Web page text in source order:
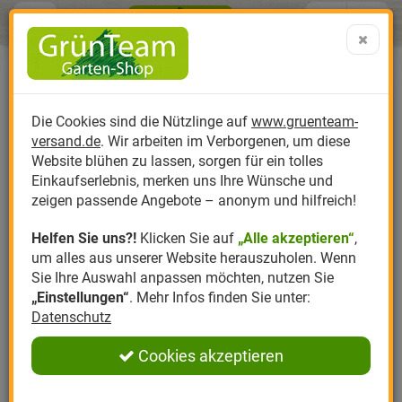
Produktkatalog
Anzucht
Dünger
Erde
Kompost
Pflanzenstärkung
Nützlinge Nützlinge gegen
Nützlingsarten
Nützlingsförderung
Nützlingszubehör
Hersteller
Biplantol
Felco
Gloria
Greenfield
Romberg
Themenwelt
Gemüsegarten
Rasen
Rosen
Ziergarten
Kräutergarten
Ratgeber
Aktuelle Themen
Schädlinge aktuell
Angebote
Sparsets / Set-
Angebote
0 ARTIKEL IM WARENKORB
Ergebnisse () Fertig
Menü Search
Die Cookies sind die Nützlinge auf www.gruenteam-
versand.de. Wir arbeiten im Verborgenen, um diese
Website blühen zu lassen, sorgen für ein tolles
Einkaufserlebnis, merken uns Ihre Wünsche und
zeigen passende Angebote – anonym und hilfreich!
Helfen Sie uns?! Klicken Sie auf „Alle akzeptieren“,
um alles aus unserer Website herauszuholen. Wenn
Sie Ihre Auswahl anpassen möchten, nutzen Sie
„Einstellungen“. Mehr Infos finden Sie unter:
Datenschutz
Cookies akzeptieren